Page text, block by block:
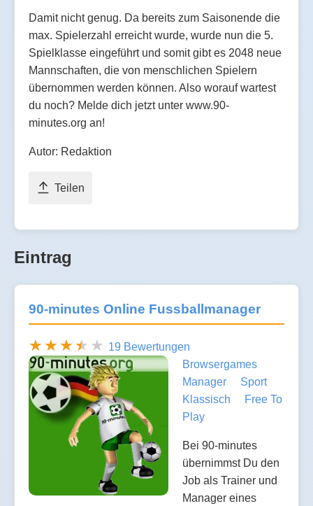
Damit nicht genug. Da bereits zum Saisonende die
max. Spielerzahl erreicht wurde, wurde nun die 5.
Spielklasse eingeführt und somit gibt es 2048 neue
Mannschaften, die von menschlichen Spielern
übernommen werden können. Also worauf wartest
du noch? Melde dich jetzt unter www.90-
minutes.org an!
Autor: Redaktion
Teilen
Eintrag
90-minutes Online Fussballmanager
19 Bewertungen
Browsergames
Manager
Sport
Klassisch
Free To
Play
Bei 90-minutes
übernimmst Du den
Job als Trainer und
Manager eines